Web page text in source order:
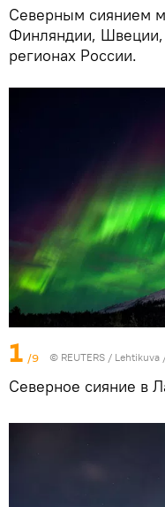
Северным сиянием
Финляндии,
регионах России.
1 /9 © REUTERS / Lehtikuva
Северное сияние в